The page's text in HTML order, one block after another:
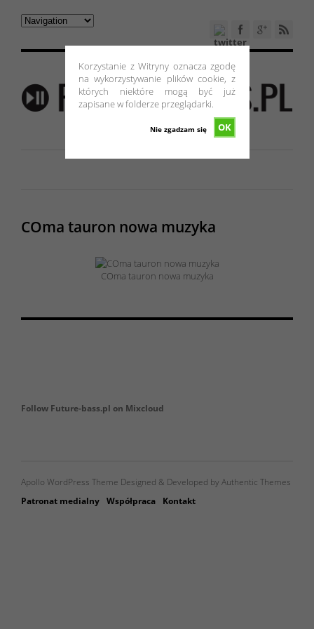
Korzystanie z Witryny oznacza zgodę
na wykorzystywanie plików cookie, z
których niektóre mogą być już
zapisane w folderze przeglądarki.
OK
Nie zgadzam się
COma tauron nowa muzyka
COma tauron nowa muzyka
Follow Future-bass.pl on Mixcloud
Apollo WordPress Theme Designed & Developed by Authentic Themes
Patronat medialny Współpraca Kontakt